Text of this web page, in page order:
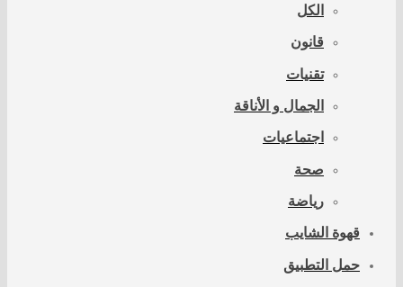
الكل
قانون
تقنيات
الجمال و الأناقة
اجتماعيات
صحة
رياضة
قهوة الشايب
حمل التطبيق